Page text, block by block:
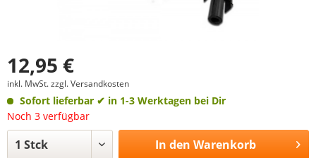
12,95 €
inkl. MwSt.zzgl. Versandkosten
Sofort lieferbar ✔ in 1-3 Werktagen bei Dir
Noch 3 verfügbar
In den Warenkorb